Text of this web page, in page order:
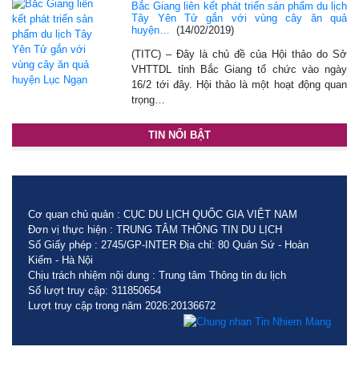
Bắc Giang liên kết phát triển sản phẩm du lịch
Tây Yên Tử gắn với vùng cây ăn quả
huyện…
(14/02/2019)
(TITC) – Đây là chủ đề của Hội thảo do Sở
VHTTDL tỉnh Bắc Giang tổ chức vào ngày
16/2 tới đây. Hội thảo là một hoạt động quan
trọng…
TIN NỔI BẬT
Cơ quan chủ quản : CỤC DU LỊCH QUỐC GIA VIỆT NAM
Đơn vị thực hiện : TRUNG TÂM THÔNG TIN DU LỊCH
Số Giấy phép : 2745/GP-INTER Địa chỉ: 80 Quán Sứ - Hoàn
Kiếm - Hà Nội
Chịu trách nhiệm nội dung : Trung tâm Thông tin du lịch
Số lượt truy cập: 311850654
Lượt truy cập trong năm 2026:20136672